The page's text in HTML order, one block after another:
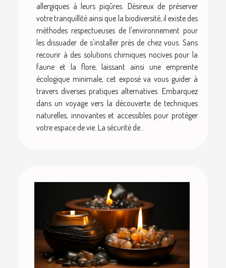
allergiques à leurs piqûres. Désireux de préserver
votre tranquillité ainsi que la biodiversité, il existe des
méthodes respectueuses de l'environnement pour
les dissuader de s'installer près de chez vous. Sans
recourir à des solutions chimiques nocives pour la
faune et la flore, laissant ainsi une empreinte
écologique minimale, cet exposé va vous guider à
travers diverses pratiques alternatives. Embarquez
dans un voyage vers la découverte de techniques
naturelles, innovantes et accessibles pour protéger
votre espace de vie. La sécurité de...